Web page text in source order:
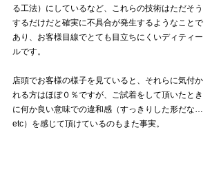
る工法）にしているなど、これらの技術はただそう
するだけだと確実に不具合が発生するようなことで
あり、お客様目線でとても目立ちにくいディティー
ルです。
店頭でお客様の様子を見ていると、それらに気付か
れる方はほぼ０％ですが、ご試着をして頂いたとき
に何か良い意味での違和感（すっきりした形だな…
etc）を感じて頂けているのもまた事実。